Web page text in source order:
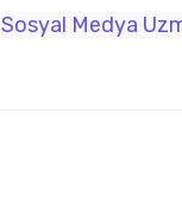
Sosyal Medya